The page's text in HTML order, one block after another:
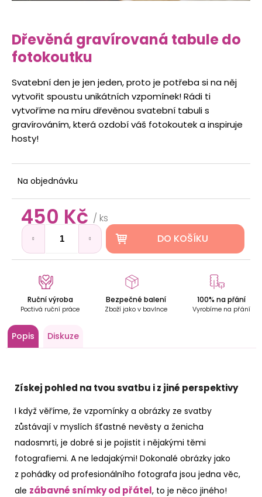
Dřevěná gravírovaná tabule do
fotokoutku
Svatební den je jen jeden, proto je potřeba si na něj
vytvořit spoustu unikátních vzpomínek! Rádi ti
vytvoříme na míru dřevěnou svatební tabuli s
gravírováním, která ozdobí váš fotokoutek a inspiruje
hosty!
Na objednávku
450 Kč/ ks
DO KOŠÍKU
Ruční výroba
Poctivá ruční práce
Bezpečné balení
Zboží jako v bavlnce
100% na přání
Vyrobíme na přání
Popis Diskuze
Získej pohled na tvou svatbu i z jiné perspektivy
I když věříme, že vzpomínky a obrázky ze svatby
zůstávají v myslích šťastné nevěsty a ženicha
nadosmrti, je dobré si je pojistit i nějakými těmi
fotografiemi. A ne ledajakými! Dokonalé obrázky jako
z pohádky od profesionálního fotografa jsou jedna věc,
ale zábavné snímky od přátel, to je něco jiného!
i
t
o
n
a
j
í
t
D
u
č
u
m
e
JEDINEČNÝ
DŘEVĚNÝ
STROM
ŽIVOTA
NA
ZEĎ